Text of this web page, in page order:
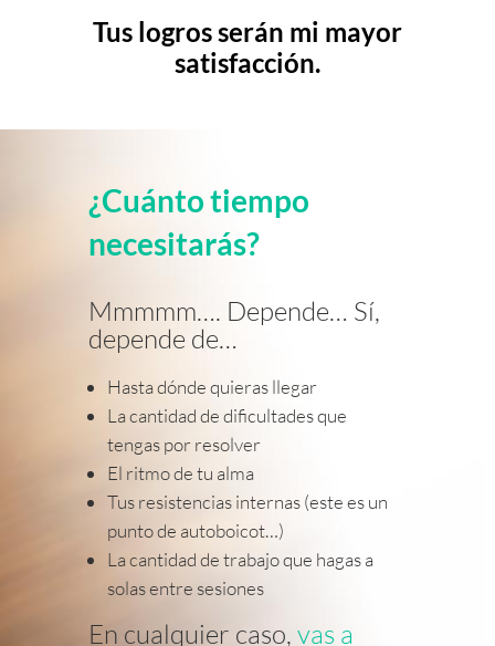
Tus logros serán mi mayor
satisfacción.
¿Cuánto tiempo
necesitarás?
Mmmmm…. Depende… Sí,
depende de…
Hasta dónde quieras llegar
La cantidad de dificultades que
tengas por resolver
El ritmo de tu alma
Tus resistencias internas (este es un
punto de autoboicot…)
La cantidad de trabajo que hagas a
solas entre sesiones
En cualquier caso, vas a